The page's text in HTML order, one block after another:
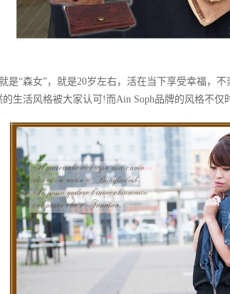
是“森女”，就是20岁左右，活在当下享受幸福，
生活风格被大家认可!而Ain Soph品牌的风格不仅